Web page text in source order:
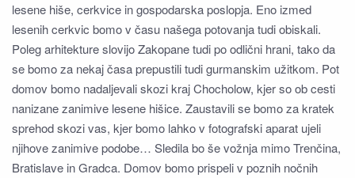
lesene hiše, cerkvice in gospodarska poslopja. Eno izmed
lesenih cerkvic bomo v času našega potovanja tudi obiskali.
Poleg arhitekture slovijo Zakopane tudi po odlični hrani, tako da
se bomo za nekaj časa prepustili tudi gurmanskim užitkom. Pot
domov bomo nadaljevali skozi kraj Chocholow, kjer so ob cesti
nanizane zanimive lesene hišice. Zaustavili se bomo za kratek
sprehod skozi vas, kjer bomo lahko v fotografski aparat ujeli
njihove zanimive podobe… Sledila bo še vožnja mimo Trenčina,
Bratislave in Gradca. Domov bomo prispeli v poznih nočnih